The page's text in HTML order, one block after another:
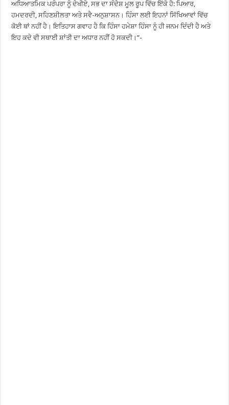
ਅਧਿਆਤਮਿਕ ਪਰੰਪਰਾ ਨੂੰ ਦੇਖੀਏ, ਸਭ ਦਾ ਸੰਦੇਸ਼ ਮੂਲ ਰੂਪ ਵਿੱਚ ਇੱਕੋ ਹੈ: ਪਿਆਰ,
ਹਮਦਰਦੀ, ਸਹਿਣਸ਼ੀਲਤਾ ਅਤੇ ਸਵੈ-ਅਨੁਸ਼ਾਸਨ। ਹਿੰਸਾ ਲਈ ਇਹਨਾਂ ਸਿੱਖਿਆਵਾਂ ਵਿੱਚ
ਕੋਈ ਥਾਂ ਨਹੀਂ ਹੈ। ਇਤਿਹਾਸ ਗਵਾਹ ਹੈ ਕਿ ਹਿੰਸਾ ਹਮੇਸ਼ਾ ਹਿੰਸਾ ਨੂੰ ਹੀ ਜਨਮ ਦਿੰਦੀ ਹੈ ਅਤੇ
ਇਹ ਕਦੇ ਵੀ ਸਥਾਈ ਸ਼ਾਂਤੀ ਦਾ ਅਧਾਰ ਨਹੀਂ ਹੋ ਸਕਦੀ।”-